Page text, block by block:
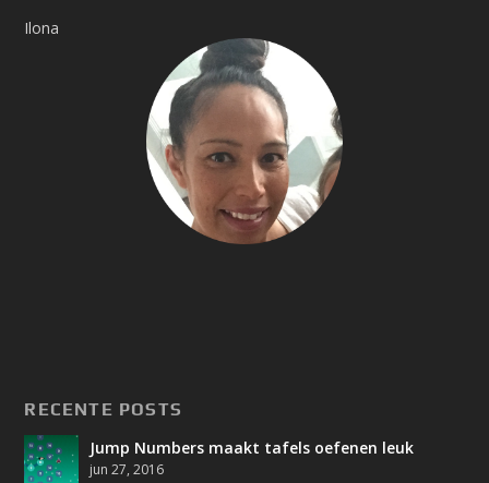
Ilona
RECENTE POSTS
Jump Numbers maakt tafels oefenen leuk
jun 27, 2016